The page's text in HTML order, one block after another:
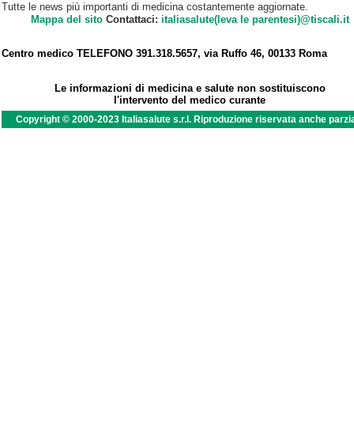
Tutte le news più importanti di medicina costantemente aggiornate.
Mappa del sitoContattaci: italiasalute(leva le parentesi)@tiscali.it
Centro medico TELEFONO 391.318.5657, via Ruffo 46, 00133 Roma
Le informazioni di medicina e salute non sostituiscono
l'intervento del medico curante
Copyright © 2000-2023 Italiasalute s.r.l. Riproduzione riservata anche